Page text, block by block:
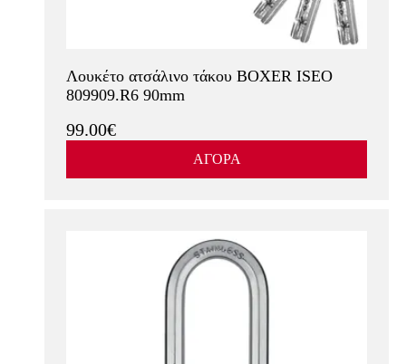
Λουκέτο ατσάλινο τάκου BOXER ISEO
809909.R6 90mm
99.00€
ΑΓΟΡΑ